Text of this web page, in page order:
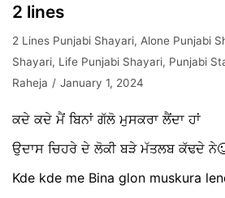
2 lines
2 Lines Punjabi Shayari, Alone Punjabi
Shayari, Life Punjabi Shayari, Punjabi
Raheja
January 1, 2024
ਕਦੇ ਕਦੇ ਮੈਂ ਬਿਨਾਂ ਗੱਲੋ ਮੁਸਕਰਾ ਲੈਂਦਾ ਹਾਂ
ਉਦਾਸ ਚਿਹਰੇ ਦੇ ਲੋਕੀ ਬੜੇ ਮੱਤਲਬ ਕੱਢਦੇ
Kde kde me Bina glon muskura